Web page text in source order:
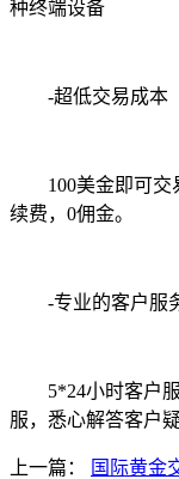
种终端设备
-超低交易成本
100美金即可交易
续费，0佣金。
-专业的客户服
5*24小时客户服
服，悉心解答客户疑
上一篇： 国际黄金